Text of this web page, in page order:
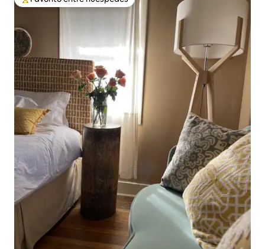
De los mejores en Favorito entre huéspedes